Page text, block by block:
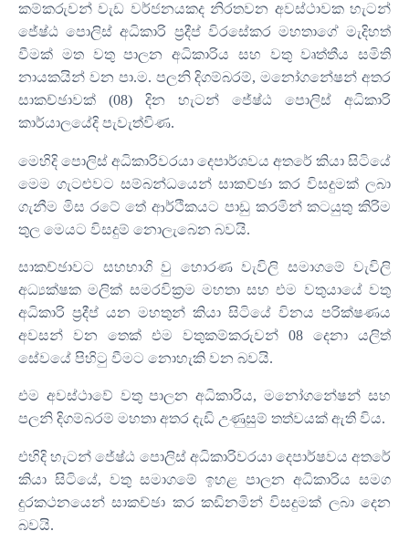
කම්කරුවන් වැඩ වර්ජනයකද නිරතවන අවස්ථාවක හැටන්
ජේෂ්ඨ පොලිස් අධිකාරි ප්‍රදීප් විරසේකර මහතාගේ මැදිහත්
වීමක් මත වතු පාලන අධිකාරිය සහ වතු වෘත්තීය සමිති
නායකයින් වන පා.ම. පලනි දිගම්බරම්,මනෝගනේෂන් අතර
සාකච්ඡාවක් (08) දින හැටන් ජේෂ්ඨ පොලිස් අධිකාරි
කාර්යාලයේදි පැවැත්විණ.
මෙහිදි පොලිස් අධිකාරිවරයා දෙපාර්ශවය අතරේ කියා සිටියේ
මෙම ගැටළුවට සම්බන්ධයෙන් සාකච්ඡා කර විසදුමක් ලබා
ගැනීම මිස රටේ තේ ආර්ථිකයට පාඩු කරමින් කටයුතු කිරිම
තුල මෙයට විසදුම් නොලැබෙන බවයි.
සාකච්ඡාවට සහභාගි වු හොරණ වැවිලි සමාගමේ වැවිලි
අධ්‍යක්ෂක මලික් සමරවික්‍රම මහතා සහ එම වතුයායේ වතු
අධිකාරි ප්‍රදීප් යන මහතුන් කියා සිටියේ විනය පරික්ෂණය
අවසන් වන තෙක් එම වතුකම්කරුවන් 08 දෙනා යලිත්
සේවයේ පිහිටු වීමට නොහැකි වන බවයි.
එම අවස්ථාවේ වතු පාලන අධිකාරිය,මනෝගනේෂන් සහ
පලනි දිගම්බරම් මහතා අතර දැඩි උණුසුම් තත්වයක් ඇති විය.
එහිදි හැටන් ජේෂ්ඨ පොලිස් අධිකාරිවරයා දෙපාර්ෂවය අතරේ
කියා සිටියේ, වතු සමාගමේ ඉහළ පාලන අධිකාරිය සමග
දුරකථනයෙන් සාකච්ඡා කර කඩිනමින් විසදුමක් ලබා දෙන
බවයි.